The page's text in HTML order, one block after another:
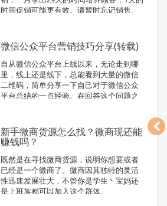
时间促销可能更有效。请暂时忘记销售。
微信公众平台营销技巧分享(转载)
自从微信公众平台上线以来，无论走到哪
里，线上还是线下，总能看到大量的微信
二维码，简单分享一下自己对于微信公众
平台总结的一点经验。在回答这个问题之
新手微商货源怎么找？微商现还能
赚钱吗？
既然是在寻找微商货源，说明你想要或者
已经是一个微商了。微商因其独特的灵活
性迅速发展壮大，不管你是学生丶宝妈还
是上班族都可以加入这个群体。